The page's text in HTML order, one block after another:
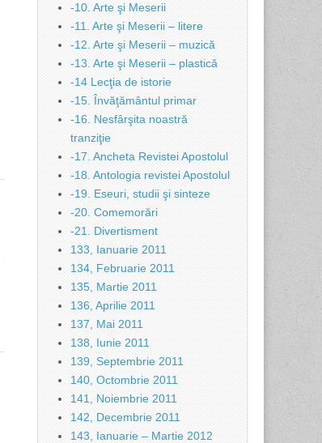
-10. Arte şi Meserii
-11. Arte şi Meserii – litere
-12. Arte şi Meserii – muzică
-13. Arte şi Meserii – plastică
-14 Lecţia de istorie
-15. Învăţământul primar
-16. Nesfârşita noastră
tranziţie
-17. Ancheta Revistei Apostolul
-18. Antologia revistei Apostolul
-19. Eseuri, studii şi sinteze
-20. Comemorări
-21. Divertisment
133, Ianuarie 2011
134, Februarie 2011
135, Martie 2011
136, Aprilie 2011
137, Mai 2011
138, Iunie 2011
139, Septembrie 2011
140, Octombrie 2011
141, Noiembrie 2011
142, Decembrie 2011
143, Ianuarie – Martie 2012